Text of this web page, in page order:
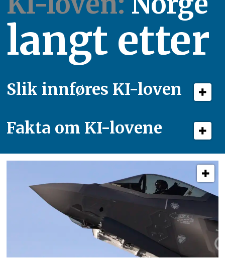
langt etter
Slik innføres KI-loven
Fakta om KI-lovene